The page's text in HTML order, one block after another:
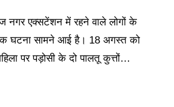
घटना सामने आई है। 18 अगस्त को
पर पड़ोसी के दो पालतू कुत्तों…